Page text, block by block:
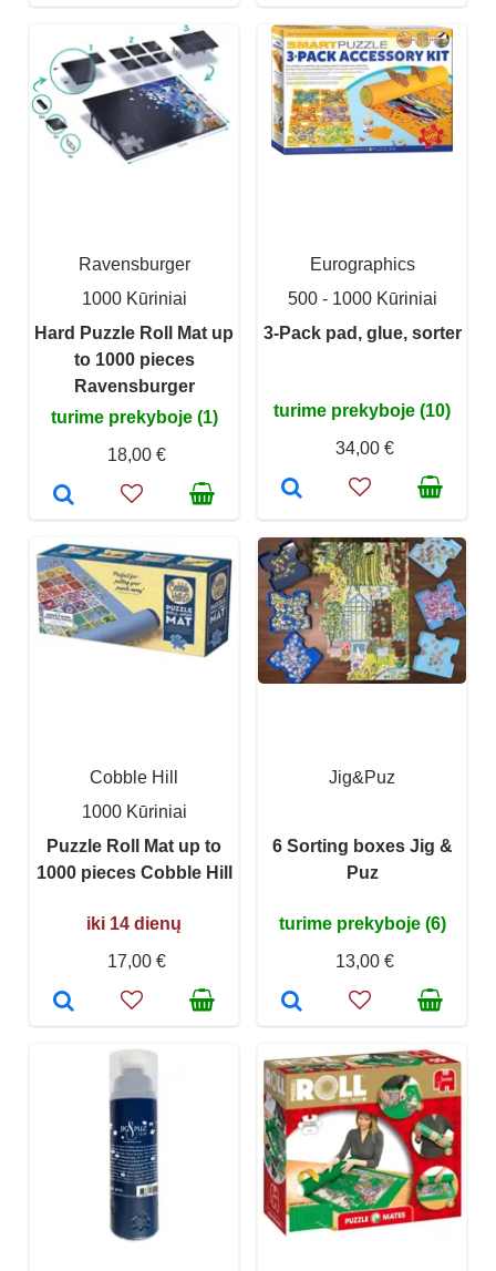
Ravensburger
1000 Kūriniai
Hard Puzzle Roll Mat up
to 1000 pieces
Ravensburger
turime prekyboje (1)
18,00 €
Eurographics
500 - 1000 Kūriniai
3-Pack pad, glue, sorter
turime prekyboje (10)
34,00 €
Cobble Hill
1000 Kūriniai
Puzzle Roll Mat up to
1000 pieces Cobble Hill
iki 14 dienų
17,00 €
Jig&Puz
6 Sorting boxes Jig &
Puz
turime prekyboje (6)
13,00 €